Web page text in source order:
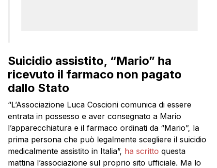
Suicidio assistito, “Mario” ha
ricevuto il farmaco non pagato
dallo Stato
“L’Associazione Luca Coscioni comunica di essere
entrata in possesso e aver consegnato a Mario
l’apparecchiatura e il farmaco ordinati da “Mario”, la
prima persona che può legalmente scegliere il suicidio
medicalmente assistito in Italia”, ha scritto questa
mattina l’associazione sul proprio sito ufficiale. Ma lo